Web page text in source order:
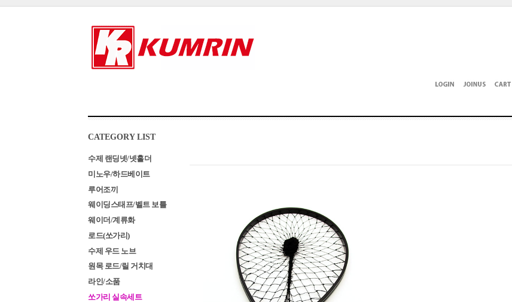
CATEGORY LIST
수제 랜딩넷/넷홀더
미노우/하드베이트
루어조끼
웨이딩스태프/벨트 보틀
웨이더/계류화
로드(쏘가리)
수제 우드 노브
원목 로드/릴 거치대
라인/소품
쏘가리 실속세트